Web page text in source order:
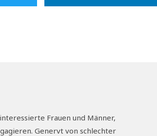
Frauen und Männer,
Genervt von schlechter